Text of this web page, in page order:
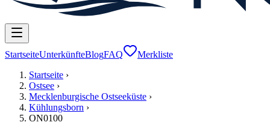
StartseiteUnterkünfteBlogFAQ
Merkliste
Startseite ›
Ostsee ›
Mecklenburgische Ostseeküste ›
Kühlungsborn ›
ON0100